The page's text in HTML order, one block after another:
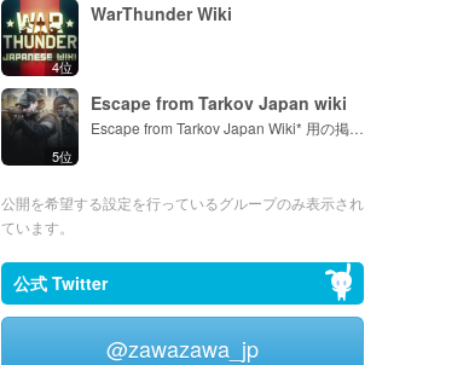
4位
WarThunder Wiki
5位
Escape from Tarkov Japan wiki
Escape from Tarkov Japan Wiki* 用の掲示板。
公開を希望する設定を行っているグループのみ表示され
ています。
公式 Twitter
@zawazawa_jp